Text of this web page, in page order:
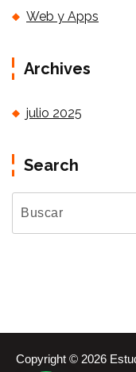
Web y Apps
Archives
julio 2025
Search
Copyright © 2026